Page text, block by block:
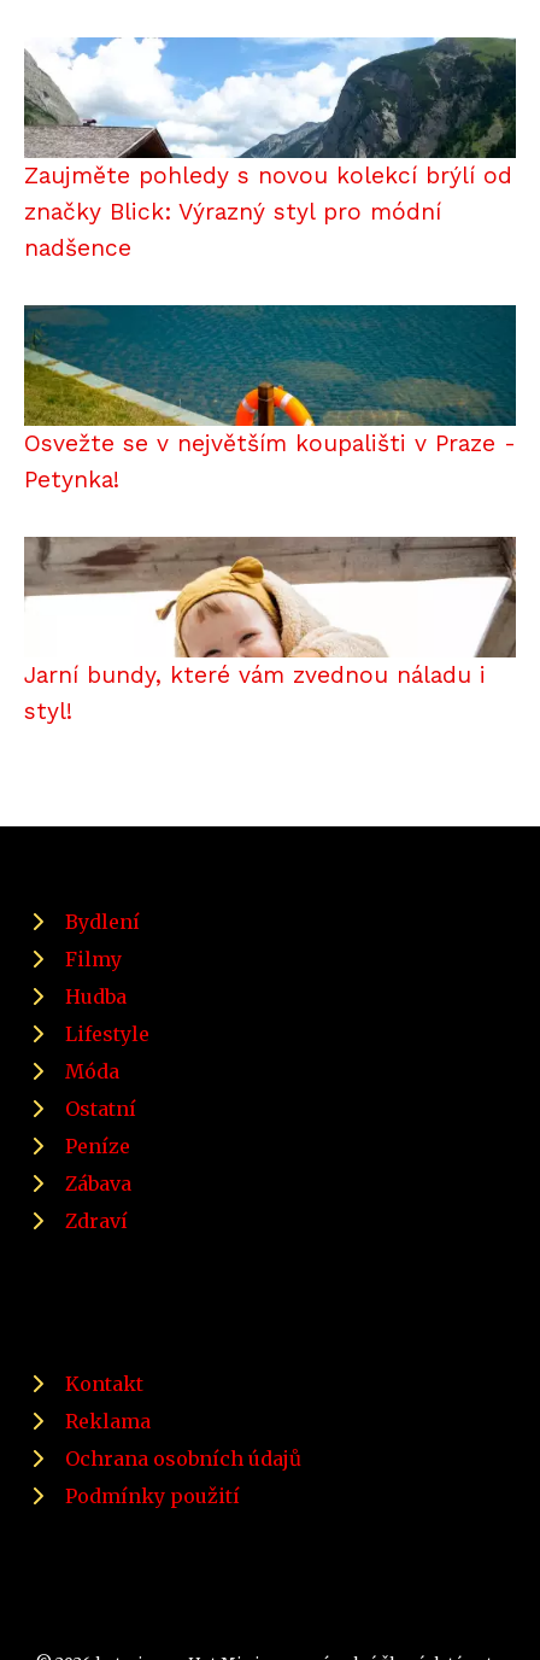
Zaujměte pohledy s novou kolekcí brýlí od
značky Blick: Výrazný styl pro módní
nadšence
Osvežte se v největším koupališti v Praze -
Petynka!
Jarní bundy, které vám zvednou náladu i
styl!
Bydlení
Filmy
Hudba
Lifestyle
Móda
Ostatní
Peníze
Zábava
Zdraví
Kontakt
Reklama
Ochrana osobních údajů
Podmínky použití